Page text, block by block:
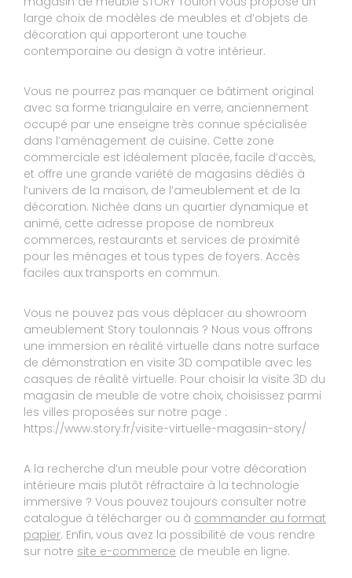
temps de laisser un avis. Au plaisir de vous
revoir. L'équipe STORY LA VALETTE
Le 26/04/2022
Avis Guest Suite
9
10
NATHALIE
Accueil et conseils très bons, délai de livraison
respecté, rapport qualité prix très correct.
Réponse de STORY TOULON :
Bonjour Madame, Nous vous remercions d'avoir
pris le temps de laisser un avis. Nous vous
achats. Au plaisir de vous revoir. Cordialement
Le 26/04/2022
Expérience du 22/02/2022
Publié le 20/04/2022
Avis Guest Suite
10 Parfait,je suis vraiment ravie de mes canapés
Réponse de STORY TOULON :
Bonjour Madame, Nous sommes ravis de savoir
que votre achat vous satisfait pleinement. Nous
vous remercions d'avoir pris le temps de laisser
large choix de modèles de meubles et d’objets de
décoration qui apporteront une touche
contemporaine ou design à votre intérieur.
Vous ne pourrez pas manquer ce bâtiment original
avec sa forme triangulaire en verre, anciennement
occupé par une enseigne très connue spécialisée
dans l’aménagement de cuisine. Cette zone
commerciale est idéalement placée, facile d’accès,
et offre une grande variété de magasins dédiés à
l’univers de la maison, de l’ameublement et de la
décoration. Nichée dans un quartier dynamique et
animé, cette adresse propose de nombreux
commerces, restaurants et services de proximité
pour les ménages et tous types de foyers. Accès
faciles aux transports en commun.
Vous ne pouvez pas vous déplacer au showroom
ameublement Story toulonnais ? Nous vous offrons
une immersion en réalité virtuelle dans notre surface
de démonstration en visite 3D compatible avec les
casques de réalité virtuelle. Pour choisir la visite 3D du
magasin de meuble de votre choix, choisissez parmi
les villes proposées sur notre page :
https://www.story.fr/visite-virtuelle-magasin-story/
A la recherche d’un meuble pour votre décoration
intérieure mais plutôt réfractaire à la technologie
immersive ? Vous pouvez toujours consulter notre
catalogue à télécharger ou à commander au format
papier. Enfin, vous avez la possibilité de vous rendre
sur notre site e-commerce de meuble en ligne.